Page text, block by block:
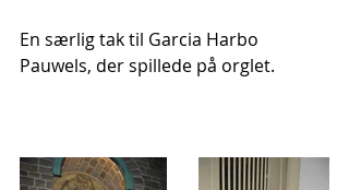
En særlig tak til Garcia Harbo
Pauwels, der spillede på orglet.